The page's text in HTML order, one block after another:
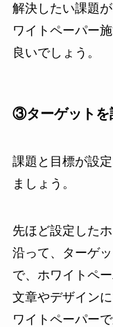
解決したい課題
ワイトペーパー
良いでしょう。
③ターゲットを
課題と目標が設
ましょう。
先ほど設定した
沿って、ターゲ
で、ホワイトペ
文章やデザイン
ワイトペーパー